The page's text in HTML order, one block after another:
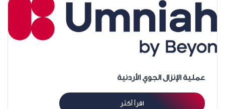
عملية الإنزال الجوي الأردنية
اقرأ أكثر